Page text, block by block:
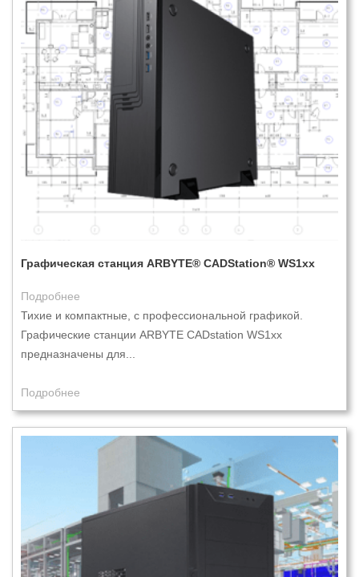
Графическая станция ARBYTE® CADStation® WS1xx
Подробнее
Тихие и компактные, с профессиональной графикой.
Графические станции ARBYTE CADstation WS1xx
предназначены для...
Подробнее